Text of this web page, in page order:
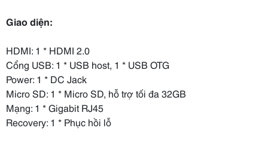
Giao diện:
HDMI: 1 * HDMI 2.0
Cổng USB: 1 * USB host, 1 * USB OTG
Power: 1 * DC Jack
Micro SD: 1 * Micro SD, hỗ trợ tối đa 32GB
Mạng: 1 * Gigabit RJ45
Recovery: 1 * Phục hồi lỗ